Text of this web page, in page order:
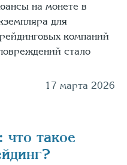
на монете в
для
компаний
стало
17 марта 2026
что такое